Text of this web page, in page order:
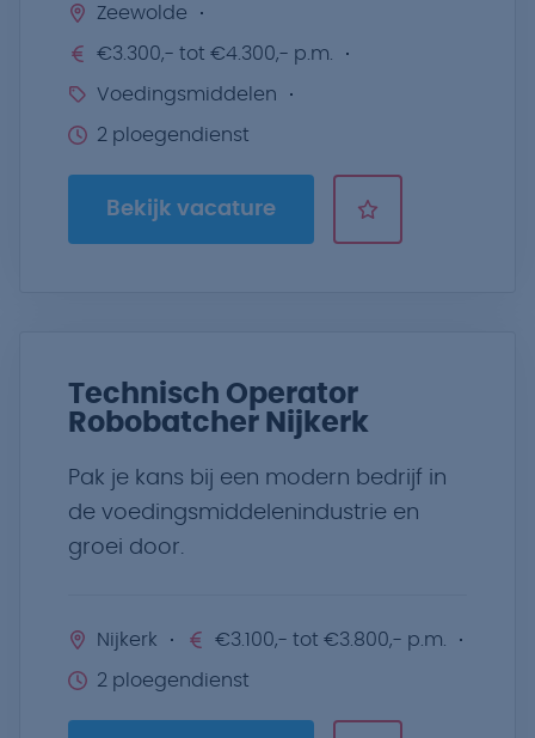
Zeewolde
€3.300,- tot €4.300,- p.m.
Voedingsmiddelen
2 ploegendienst
Bekijk vacature
Technisch Operator
Robobatcher Nijkerk
Pak je kans bij een modern bedrijf in
de voedingsmiddelenindustrie en
groei door.
Nijkerk €3.100,- tot €3.800,- p.m.
2 ploegendienst